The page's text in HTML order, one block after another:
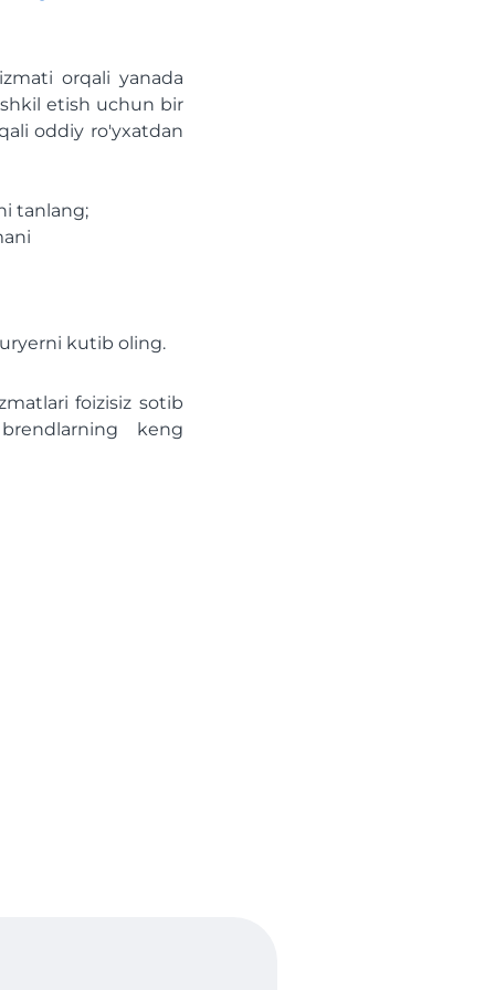
orqali yanada
etish uchun bir
oddiy ro'yxatdan
tanlang;
kutib oling.
foizisiz sotib
keng